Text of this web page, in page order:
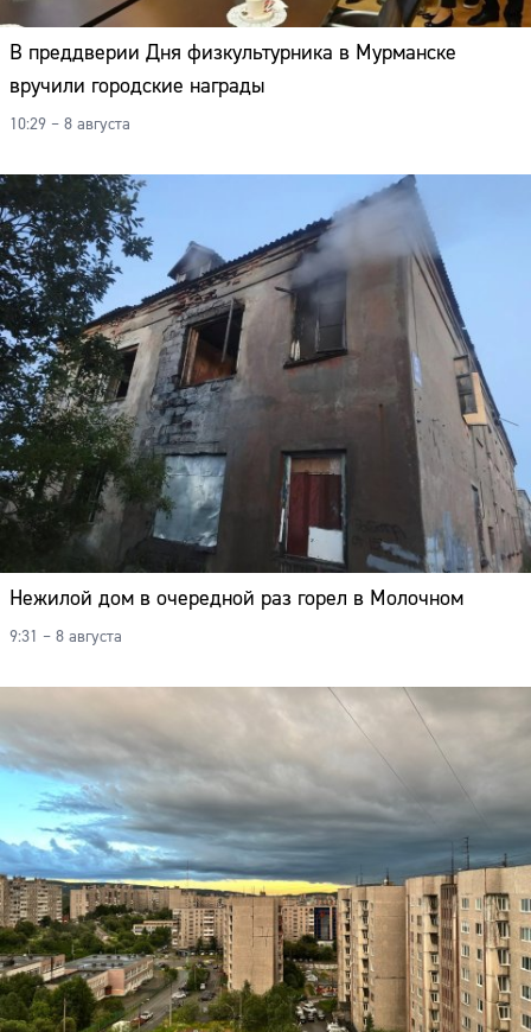
В преддверии Дня физкультурника в Мурманске
вручили городские награды
10:29 – 8 августа
Нежилой дом в очередной раз горел в Молочном
9:31 – 8 августа
Сайт: